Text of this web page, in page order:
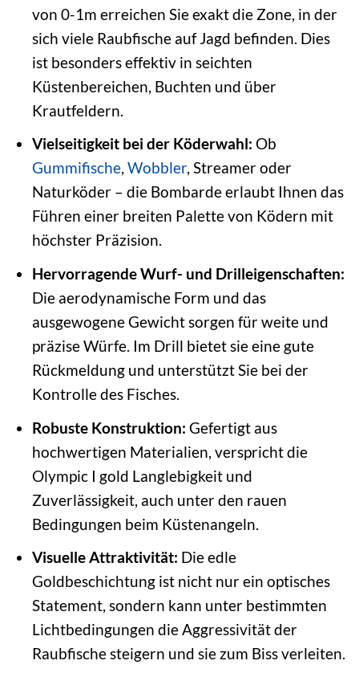
von 0-1m erreichen Sie exakt die Zone, in der
sich viele Raubfische auf Jagd befinden. Dies
ist besonders effektiv in seichten
Küstenbereichen, Buchten und über
Krautfeldern.
Vielseitigkeit bei der Köderwahl: Ob
Gummifische, Wobbler, Streamer oder
Naturköder – die Bombarde erlaubt Ihnen das
Führen einer breiten Palette von Ködern mit
höchster Präzision.
Hervorragende Wurf- und Drilleigenschaften:
Die aerodynamische Form und das
ausgewogene Gewicht sorgen für weite und
präzise Würfe. Im Drill bietet sie eine gute
Rückmeldung und unterstützt Sie bei der
Kontrolle des Fisches.
Robuste Konstruktion: Gefertigt aus
hochwertigen Materialien, verspricht die
Olympic I gold Langlebigkeit und
Zuverlässigkeit, auch unter den rauen
Bedingungen beim Küstenangeln.
Visuelle Attraktivität: Die edle
Goldbeschichtung ist nicht nur ein optisches
Statement, sondern kann unter bestimmten
Lichtbedingungen die Aggressivität der
Raubfische steigern und sie zum Biss verleiten.